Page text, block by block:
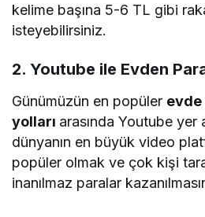
kelime başına 5-6 TL gibi
isteyebilirsiniz.
2. Youtube ile Evden
Günümüzün en popüler evde
yolları arasında Youtube yer
dünyanın en büyük video
popüler olmak ve çok kişi
inanılmaz paralar